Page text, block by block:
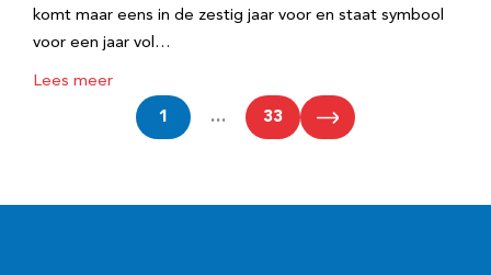
komt maar eens in de zestig jaar voor en staat symbool
voor een jaar vol…
Lees meer
1 … 33